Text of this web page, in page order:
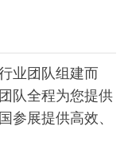
业团队组建而
队全程为您提供
参展提供高效、